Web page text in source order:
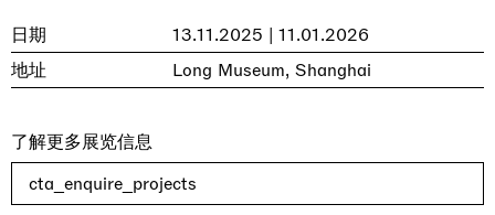
日期
13.11.2025 | 11.01.2026
地址
Long Museum, Shanghai
了解更多展览信息
cta_enquire_projects